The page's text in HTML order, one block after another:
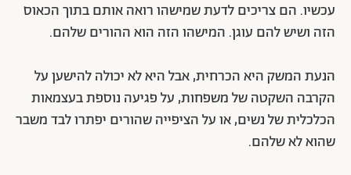
עכשיו. הם צריכים לדעת שמישהו רואה אותם בתוך הכאוס
הזה ושיש להם עוגן. המישהו הזה הוא ההורים שלהם.
הנעת המשק היא הכרחית, אבל היא לא יכולה להישען על
הקרבה השקטה של משפחות, על פגיעה נוספת בעצמאות
הכלכלית של נשים, או על הציפייה שהורים יפתרו לבד משבר
שהוא לא שלהם.